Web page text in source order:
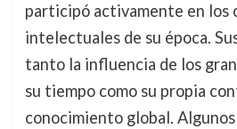
participó activamente en los
intelectuales de su época.
tanto la influencia de los
su tiempo como su propia
conocimiento global.